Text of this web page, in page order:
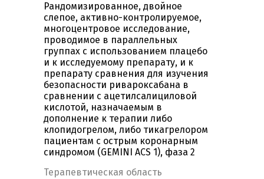
Рандомизированное, двойное
слепое, активно-контролируемое,
многоцентровое исследование,
проводимое в параллельных
группах с использованием плацебо
и к исследуемому препарату, и к
препарату сравнения для изучения
безопасности ривароксабана в
сравнении с ацетилсалициловой
кислотой, назначаемым в
дополнение к терапии либо
клопидогрелом, либо тикагрелором
пациентам с острым коронарным
синдромом (GEMINI ACS 1), фаза 2
Терапевтическая область